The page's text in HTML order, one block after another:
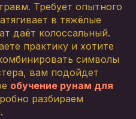
Требует опытного
в тяжёлые
даёт колоссальный.
практику и хотите
символы
вам подойдет
обучение рунам для
разбираем